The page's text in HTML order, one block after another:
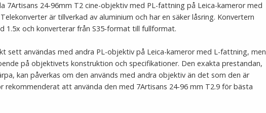
7Artisans 24-96mm T2 cine-objektiv med PL-fattning på Leica-kameror med
är tillverkad av aluminium och har en säker låsring. Konvertern
1.5x och konverterar från S35-format till fullformat.
sett användas med andra PL-objektiv på Leica-kameror med L-fattning, men
på objektivets konstruktion och specifikationer. Den exakta prestandan,
kan påverkas om den används med andra objektiv än det som den är
rekommenderat att använda den med 7Artisans 24-96 mm T2.9 för bästa